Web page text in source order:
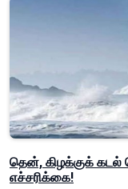
தென், கிழக்குக் கடல்
எச்சரிக்கை!